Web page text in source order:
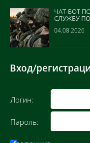
ЧАТ-БОТ
СЛУЖБУ
04.08.2026
Вход/
Логин:
Пароль: